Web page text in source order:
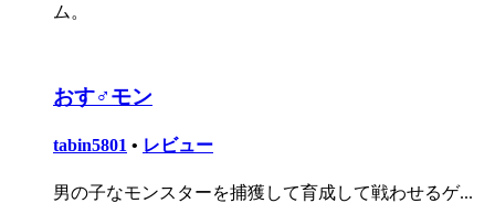
ム。
おす♂モン
tabin5801 • レビュー
男の子なモンスターを捕獲して育成して戦わせるゲ...